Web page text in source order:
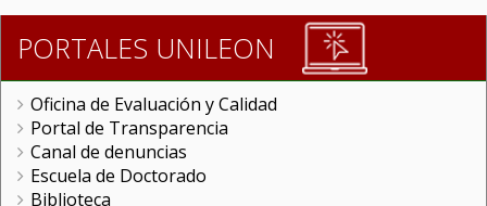
PORTALES UNILEON
Oficina de Evaluación y Calidad
Portal de Transparencia
Canal de denuncias
Escuela de Doctorado
Biblioteca